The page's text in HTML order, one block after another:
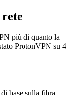
più di quanto la
ProtonVPN su 4
base sulla fibra